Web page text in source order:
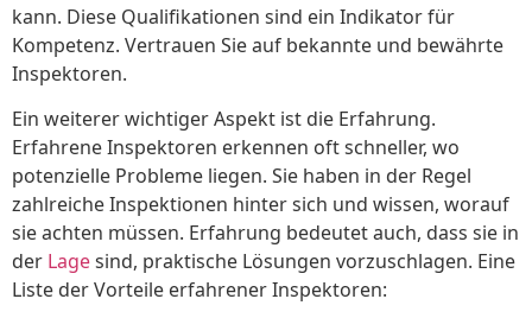
kann. Diese Qualifikationen sind ein Indikator für
Kompetenz. Vertrauen Sie auf bekannte und bewährte
Inspektoren.
Ein weiterer wichtiger Aspekt ist die Erfahrung.
Erfahrene Inspektoren erkennen oft schneller, wo
potenzielle Probleme liegen. Sie haben in der Regel
zahlreiche Inspektionen hinter sich und wissen, worauf
sie achten müssen. Erfahrung bedeutet auch, dass sie in
der Lagesind, praktische Lösungen vorzuschlagen. Eine
Liste der Vorteile erfahrener Inspektoren: